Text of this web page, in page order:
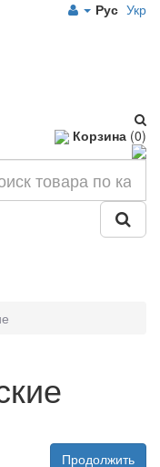
Рус Укр
Корзина (0)
Продолжить